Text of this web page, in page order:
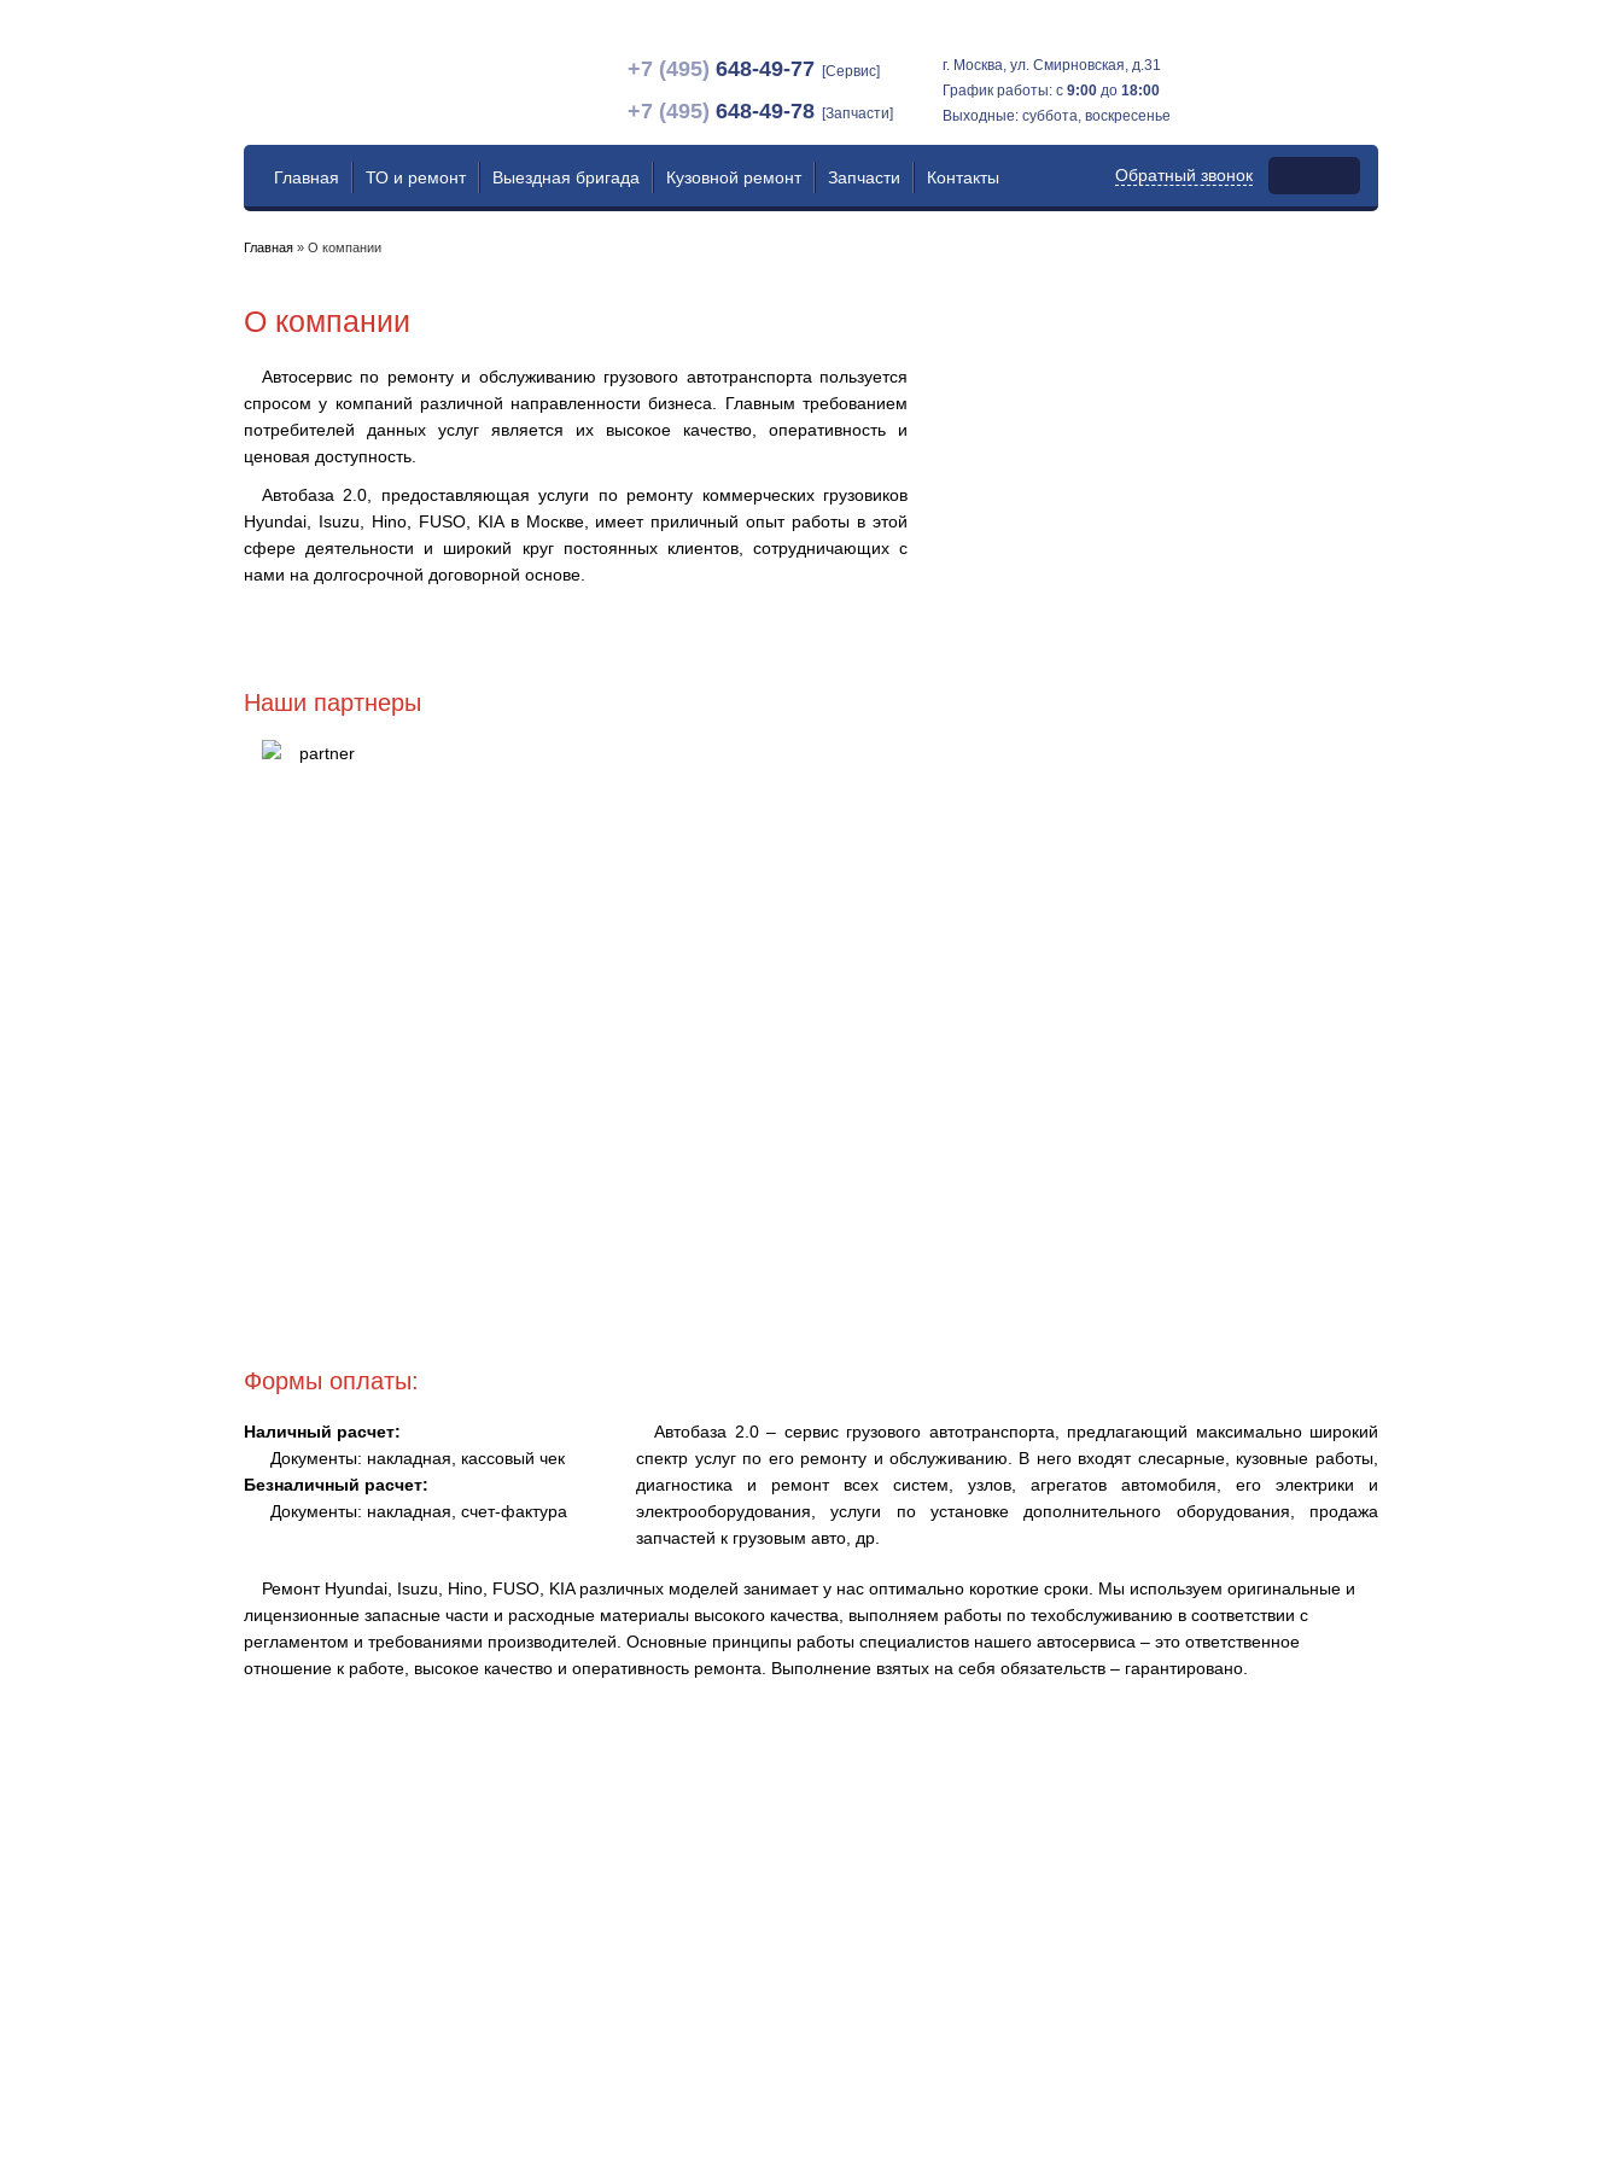
г. Москва, ул. Смирновская, д.31
График работы: с 9:00 до 18:00
Выходные: суббота, воскресенье
+7 (495) 648-49-77 [Cервис]
+7 (495) 648-49-78 [Запчасти]
Главная ТО и ремонт Выездная бригада Кузовной ремонт Запчасти Контакты Обратный звонок
Главная » О компании
О компании
Автосервис по ремонту и обслуживанию грузового автотранспорта пользуется
спросом у компаний различной направленности бизнеса. Главным требованием
потребителей данных услуг является их высокое качество, оперативность и
ценовая доступность.
Автобаза 2.0, предоставляющая услуги по ремонту коммерческих грузовиков
Hyundai, Isuzu, Hino, FUSO, KIA в Москве, имеет приличный опыт работы в этой
сфере деятельности и широкий круг постоянных клиентов, сотрудничающих с
нами на долгосрочной договорной основе.
Наши партнеры
Формы оплаты:
Наличный расчет:
Документы: накладная, кассовый чек
Безналичный расчет:
Документы: накладная, счет-фактура
Автобаза 2.0 – сервис грузового автотранспорта, предлагающий максимально широкий
спектр услуг по его ремонту и обслуживанию. В него входят слесарные, кузовные работы,
диагностика и ремонт всех систем, узлов, агрегатов автомобиля, его электрики и
электрооборудования, услуги по установке дополнительного оборудования, продажа
запчастей к грузовым авто, др.
Ремонт Hyundai, Isuzu, Hino, FUSO, KIA различных моделей занимает у нас оптимально короткие сроки. Мы используем оригинальные и
лицензионные запасные части и расходные материалы высокого качества, выполняем работы по техобслуживанию в соответствии с
регламентом и требованиями производителей. Основные принципы работы специалистов нашего автосервиса – это ответственное
отношение к работе, высокое качество и оперативность ремонта. Выполнение взятых на себя обязательств – гарантировано.